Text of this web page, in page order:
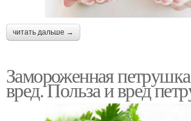
читать дальше →
Замороженная
вред. Польза и вред